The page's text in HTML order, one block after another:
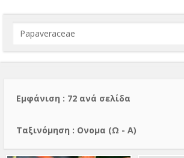
Εμφάνιση : 72 ανά σελίδα
Тαξινόμηση : Ονομα (Ω - Α)